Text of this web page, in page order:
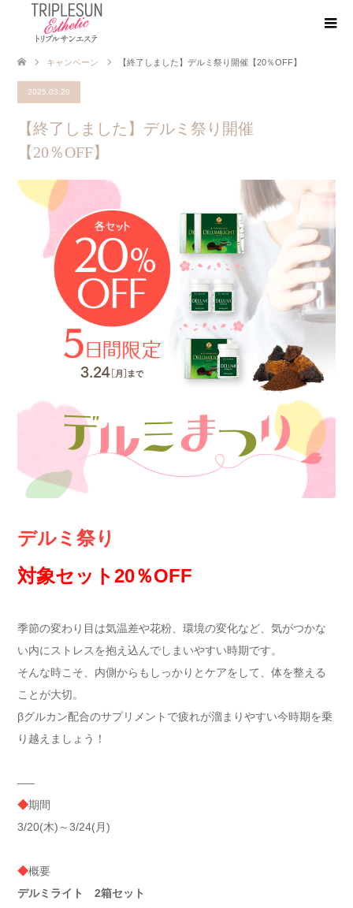
キャンペーン 【終了しました】デルミ祭り開催【20％OFF】
2025.03.20
【終了しました】デルミ祭り開催
【20％OFF】
デルミ祭り
対象セット20％OFF
季節の変わり目は気温差や花粉、環境の変化など、気がつかな
い内にストレスを抱え込んでしまいやすい時期です。
そんな時こそ、内側からもしっかりとケアをして、体を整える
ことが大切。
βグルカン配合のサプリメントで疲れが溜まりやすい今時期を乗
り越えましょう！
—–
◆期間
3/20(木)～3/24(月)
◆概要
デルミライト 2箱セット